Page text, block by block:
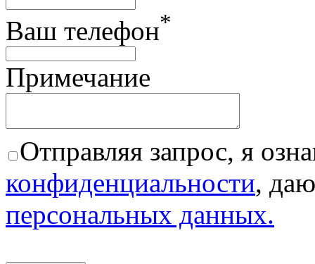
Ваш телефон*
Примечание
Отправляя запрос, я
конфиденциальности,
персональных данных.